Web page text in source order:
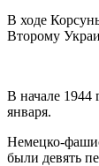
В ходе
Второму
В начале 1944
января.
Немецко-
были девять